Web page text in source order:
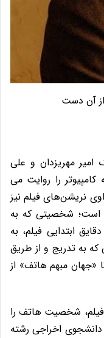
آن دست
امیر مهریزدان و علی
را روایت می
نریشن‌های فیلم نیز
است؛ شخصیتی که به
ابتدایی فیلم، به
به تدریج و از طریق
مبهم هاتف» از
شخصیت هاتف را
اخراجی رشته